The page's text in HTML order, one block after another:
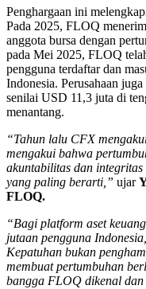
Penghargaan ini
Pada 2025, FLOQ
anggota bursa dengan
pada Mei 2025, FLOQ
pengguna terdaftar dan
Indonesia. Perusahaan
senilai USD 11,3 juta di
menantang.
“Tahun lalu CFX
mengakui bahwa
akuntabilitas dan
yang paling berarti,” ujar
FLOQ.
“Bagi platform aset
jutaan pengguna
Kepatuhan bukan
membuat pertumbuhan
bangga FLOQ dikenal